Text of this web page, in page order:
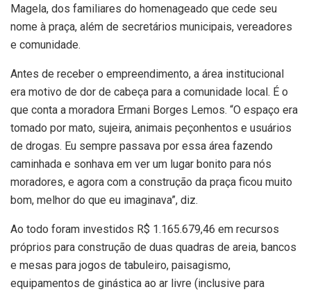
Magela, dos familiares do homenageado que cede seu
nome à praça, além de secretários municipais, vereadores
e comunidade.
Antes de receber o empreendimento, a área institucional
era motivo de dor de cabeça para a comunidade local. É o
que conta a moradora Ermani Borges Lemos. “O espaço era
tomado por mato, sujeira, animais peçonhentos e usuários
de drogas. Eu sempre passava por essa área fazendo
caminhada e sonhava em ver um lugar bonito para nós
moradores, e agora com a construção da praça ficou muito
bom, melhor do que eu imaginava”, diz.
Ao todo foram investidos R$ 1.165.679,46 em recursos
próprios para construção de duas quadras de areia, bancos
e mesas para jogos de tabuleiro, paisagismo,
equipamentos de ginástica ao ar livre (inclusive para